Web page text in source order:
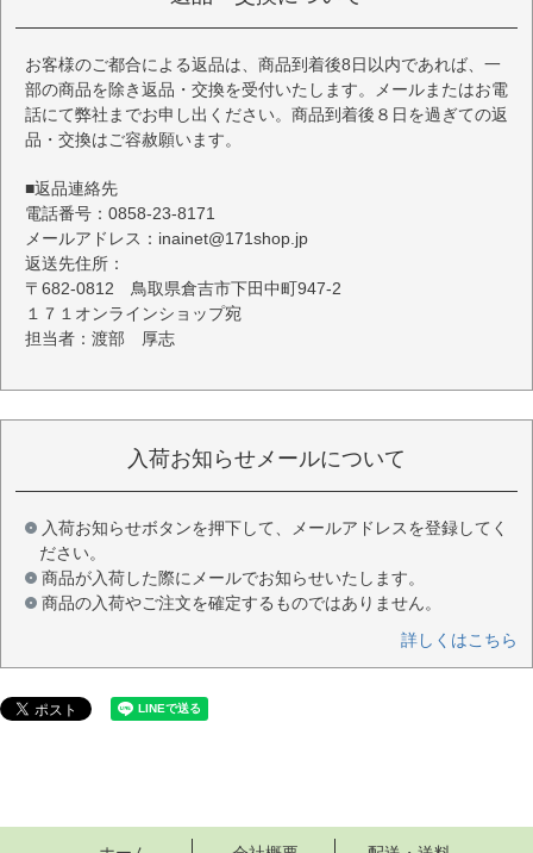
お客様のご都合による返品は、商品到着後8日以内であれば、一
部の商品を除き返品・交換を受付いたします。メールまたはお電
話にて弊社までお申し出ください。商品到着後８日を過ぎての返
品・交換はご容赦願います。
■返品連絡先
電話番号：0858-23-8171
メールアドレス：inainet@171shop.jp
返送先住所：
〒682-0812 鳥取県倉吉市下田中町947-2
１７１オンラインショップ宛
担当者：渡部 厚志
入荷お知らせメールについて
入荷お知らせボタンを押下して、メールアドレスを登録してく
ださい。
商品が入荷した際にメールでお知らせいたします。
商品の入荷やご注文を確定するものではありません。
詳しくはこちら